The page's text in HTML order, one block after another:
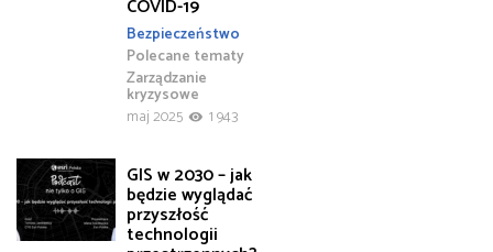
COVID-19
Bezpieczeństwo
Polecane tematy
Zarządzanie
kryzysowe
maj 2025
1 943
GIS w 2030 – jak
będzie wyglądać
przyszłość
technologii